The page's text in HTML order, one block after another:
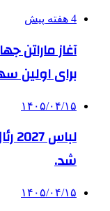
4 هفته پیش
آغاز ماراتن
برای اولین
۱۴۰۵/۰۴/۱۵
شد.
۱۴۰۵/۰۴/۱۵